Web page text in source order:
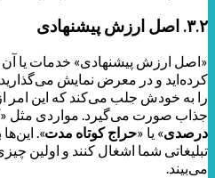
۳.۲. اصل ارزش پیشنهادی
«اصل ارزش پیشنهادی» خدمات یا
کرده‌اید و در معرض نمایش
را به خودش جلب می‌کند که این امر
جذاب صورت می‌گیرد. مواردی مثل «
درصدی» یا «حراج کوتاه مدت».
تبلیغاتی شما اشغال کنند و اولین
می‌بیند.